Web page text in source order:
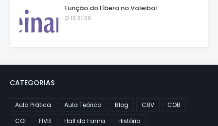
Função do líbero no Voleibol
10:51:00
CATEGORIAS
Aula Prática Aula Teórica Blog CBV
COB
COI
FIVB Hall da Fama
História